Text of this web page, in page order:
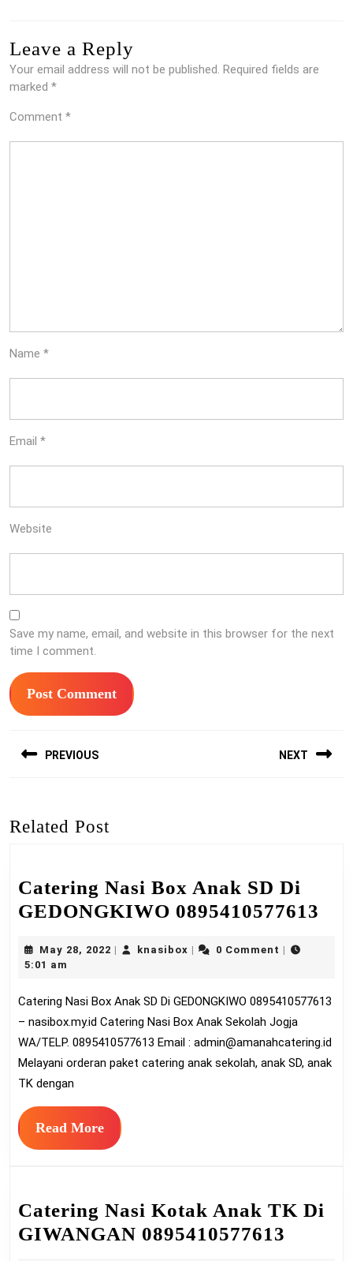
Leave a Reply
Your email address will not be published. Required fields are
marked *
Comment *
Name *
Email *
Website
Save my name, email, and website in this browser for the next
time I comment.
navigation
PREVIOUS NEXT
Related Post
Catering Nasi Box Anak SD Di
GEDONGKIWO 0895410577613
SD
May 28, 2022 May
knasiboxknasibox0 Comment
5:01 am
Catering Nasi Box Anak SD Di GEDONGKIWO 0895410577613
– nasibox.my.id Catering Nasi Box Anak Sekolah Jogja
WA/TELP. 0895410577613 Email : admin@amanahcatering.id
Melayani orderan paket catering anak sekolah, anak SD, anak
TK dengan
Read MoreRead
More
Catering Nasi Kotak Anak TK Di
GIWANGAN 0895410577613